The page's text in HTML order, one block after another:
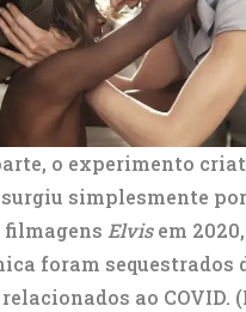
o experimento
simplesmente
filmagens Elvisem
foram sequestrados
ao COVID.